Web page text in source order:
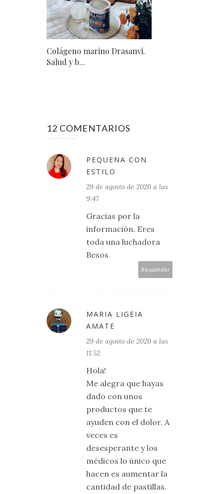
Colágeno marino Drasanvi.
Salud y b...
12 COMENTARIOS
PEQUENA CON
ESTILO
29 de agosto de 2020 a las
9:47
Gracias por la
información. Eres
toda una luchadora
Besos
Responder
MARIA LIGEIA
AMATE
29 de agosto de 2020 a las
11:52
Hola!
Me alegra que hayas
dado con unos
productos que te
ayuden con el dolor. A
veces es
desesperante y los
médicos lo único que
hacen es aumentar la
cantidad de pastillas.